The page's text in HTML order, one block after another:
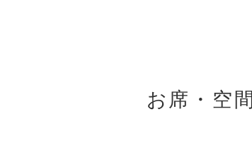
お席・空間